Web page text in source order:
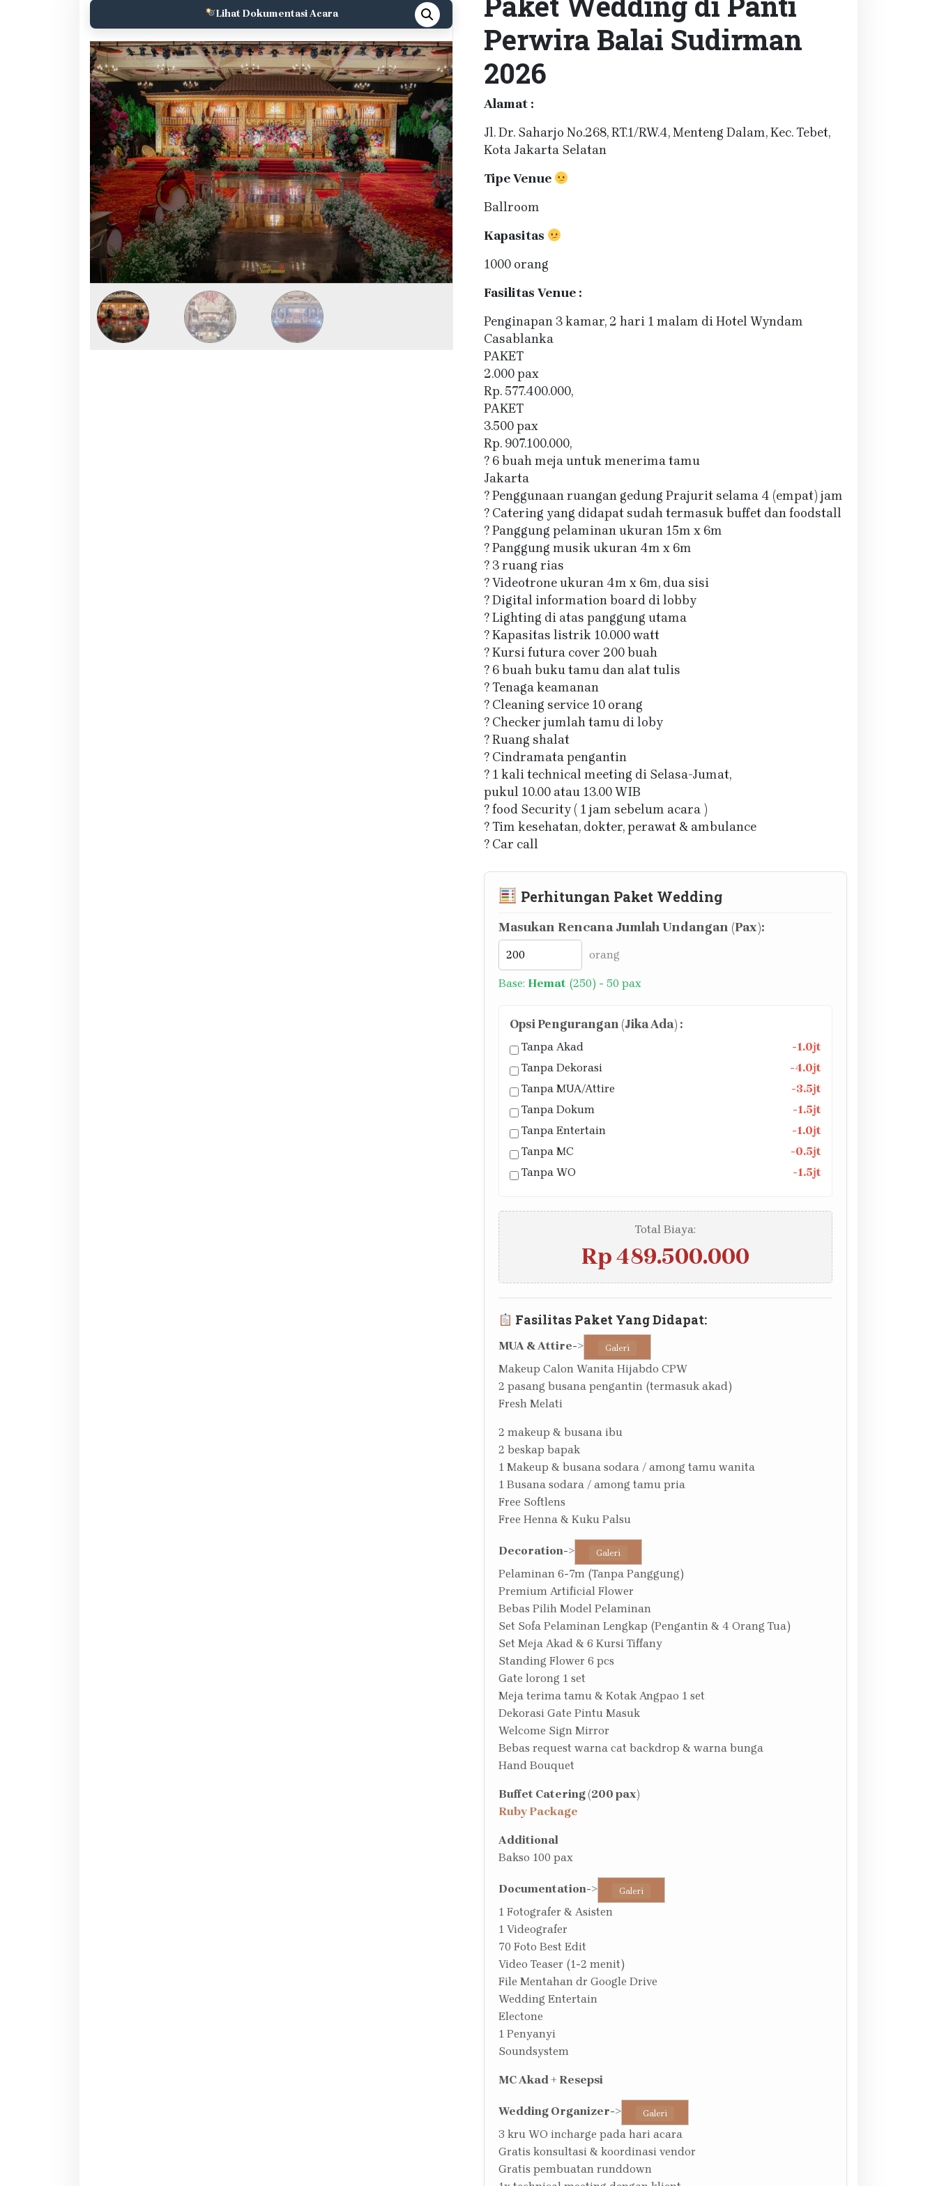
Lihat Dokumentasi Acara
Perwira Balai Sudirman
2026
Alamat :
Jl. Dr. Saharjo No.268, RT.1/RW.4, Menteng Dalam, Kec. Tebet,
Kota Jakarta Selatan
Tipe Venue
Ballroom
Kapasitas
1000 orang
Fasilitas Venue :
Penginapan 3 kamar, 2 hari 1 malam di Hotel Wyndam
Casablanka
PAKET
2.000 pax
Rp. 577.400.000,
PAKET
3.500 pax
Rp. 907.100.000,
? 6 buah meja untuk menerima tamu
Jakarta
? Penggunaan ruangan gedung Prajurit selama 4 (empat) jam
? Catering yang didapat sudah termasuk buffet dan foodstall
? Panggung pelaminan ukuran 15m x 6m
? Panggung musik ukuran 4m x 6m
? 3 ruang rias
? Videotrone ukuran 4m x 6m, dua sisi
? Digital information board di lobby
? Lighting di atas panggung utama
? Kapasitas listrik 10.000 watt
? Kursi futura cover 200 buah
? 6 buah buku tamu dan alat tulis
? Tenaga keamanan
? Cleaning service 10 orang
? Checker jumlah tamu di loby
? Ruang shalat
? Cindramata pengantin
? 1 kali technical meeting di Selasa-Jumat,
pukul 10.00 atau 13.00 WIB
? food Security ( 1 jam sebelum acara )
? Tim kesehatan, dokter, perawat & ambulance
? Car call
Perhitungan Paket Wedding
Masukan Rencana Jumlah Undangan (Pax):
orang
Base: Hemat (250) - 50 pax
Opsi Pengurangan (Jika Ada) :
Tanpa Akad
-1.0jt
Tanpa Dekorasi
-4.0jt
Tanpa MUA/Attire
-3.5jt
Tanpa Dokum
-1.5jt
Tanpa Entertain
-1.0jt
Tanpa MC
-0.5jt
Tanpa WO
-1.5jt
Total Biaya:
Rp 489.500.000
Fasilitas Paket Yang Didapat:
MUA & Attire-> Galeri
Makeup Calon Wanita Hijabdo CPW
2 pasang busana pengantin (termasuk akad)
Fresh Melati
2 makeup & busana ibu
2 beskap bapak
1 Makeup & busana sodara / among tamu wanita
1 Busana sodara / among tamu pria
Free Softlens
Free Henna & Kuku Palsu
Decoration-> Galeri
Pelaminan 6-7m (Tanpa Panggung)
Premium Artificial Flower
Bebas Pilih Model Pelaminan
Set Sofa Pelaminan Lengkap (Pengantin & 4 Orang Tua)
Set Meja Akad & 6 Kursi Tiffany
Standing Flower 6 pcs
Gate lorong 1 set
Meja terima tamu & Kotak Angpao 1 set
Dekorasi Gate Pintu Masuk
Welcome Sign Mirror
Bebas request warna cat backdrop & warna bunga
Hand Bouquet
Buffet Catering (200 pax)
Ruby Package
Additional
Bakso 100 pax
Documentation-> Galeri
1 Fotografer & Asisten
1 Videografer
70 Foto Best Edit
Video Teaser (1-2 menit)
File Mentahan dr Google Drive
Wedding Entertain
Electone
1 Penyanyi
Soundsystem
MC Akad + Resepsi
Wedding Organizer-> Galeri
3 kru WO incharge pada hari acara
Gratis konsultasi & koordinasi vendor
Gratis pembuatan runddown